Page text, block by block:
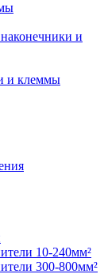
и
и клеммы
10-240мм²
300-800мм²